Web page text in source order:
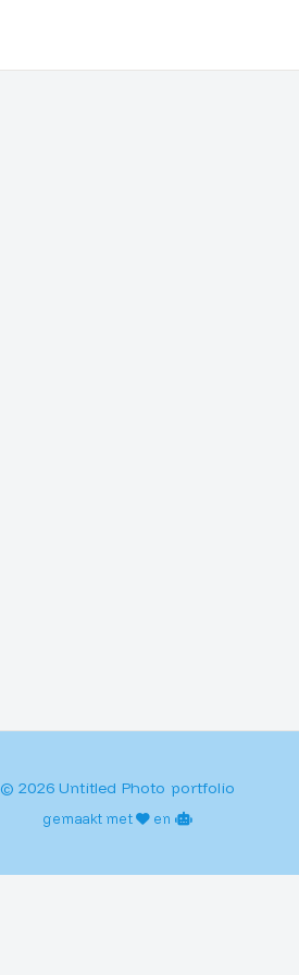
© 2026 Untitled Photo portfolio
gemaakt met en